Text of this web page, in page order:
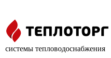
системы тепловодоснабжения